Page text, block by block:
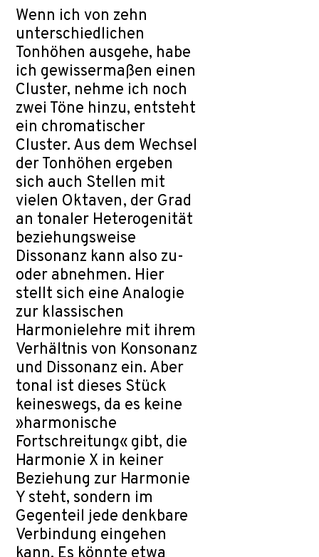
Wenn ich von zehn
unterschiedlichen
Tonhöhen ausgehe, habe
ich gewissermaßen einen
Cluster, nehme ich noch
zwei Töne hinzu, entsteht
ein chromatischer
Cluster. Aus dem Wechsel
der Tonhöhen ergeben
sich auch Stellen mit
vielen Oktaven, der Grad
an tonaler Heterogenität
beziehungsweise
Dissonanz kann also zu-
oder abnehmen. Hier
stellt sich eine Analogie
zur klassischen
Harmonielehre mit ihrem
Verhältnis von Konsonanz
und Dissonanz ein. Aber
tonal ist dieses Stück
keineswegs, da es keine
»harmonische
Fortschreitung« gibt, die
Harmonie X in keiner
Beziehung zur Harmonie
Y steht, sondern im
Gegenteil jede denkbare
Verbindung eingehen